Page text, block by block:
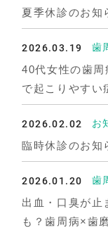
夏季休診のお知
2026.03.19 歯
40代女性の歯周
で起こりやすい
2026.02.02 お
臨時休診のお知
2026.01.20 歯
出血・口臭が止
も？歯周病×歯